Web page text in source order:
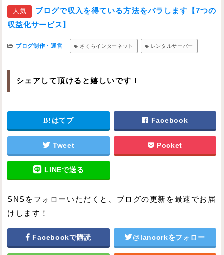
人気
ブログで収入を得ている方法をバラします【7つの
収益化サービス】
ブログ制作・運営 さくらインターネット レンタルサーバー
シェアして頂けると嬉しいです！
はてブ Facebook
Tweet Pocket
LINEで送る
SNSをフォローいただくと、ブログの更新を最速でお届
けします！
Facebookで購読 @lancorkをフォロー